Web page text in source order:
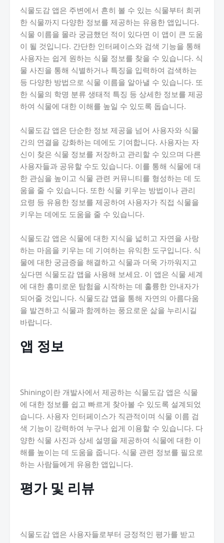
식물도감 앱은 주변에서 흔히 볼 수 있는 식물부터 희귀
한 식물까지 다양한 정보를 제공하는 유용한 앱입니다.
식물 이름을 몰라 궁금했던 적이 있다면 이 앱이 큰 도움
이 될 것입니다. 간단한 인터페이스와 검색 기능을 통해
사용자는 쉽게 원하는 식물 정보를 찾을 수 있습니다. 식
물 사진을 통해 식별하거나 특징을 입력하여 검색하는
등 다양한 방법으로 식물 이름을 알아낼 수 있습니다. 또
한 식물의 학명 분류 생태적 특징 등 상세한 정보를 제공
하여 식물에 대한 이해를 높일 수 있도록 돕습니다.
식물도감 앱은 단순한 정보 제공을 넘어 사용자와 식물
간의 연결을 강화하는 데에도 기여합니다. 사용자는 자
신이 찾은 식물 정보를 저장하고 관리할 수 있으며 다른
사용자들과 공유할 수도 있습니다. 이를 통해 식물에 대
한 관심을 높이고 식물 관련 커뮤니티를 형성하는 데 도
움을 줄 수 있습니다. 또한 식물 키우는 방법이나 관리
요령 등 유용한 정보를 제공하여 사용자가 직접 식물을
키우는 데에도 도움을 줄 수 있습니다.
식물도감 앱은 식물에 대한 지식을 넓히고 자연을 사랑
하는 마음을 키우는 데 기여하는 유익한 도구입니다. 식
물에 대한 궁금증을 해결하고 식물과 더욱 가까워지고
싶다면 식물도감 앱을 사용해 보세요. 이 앱은 식물 세계
에 대한 흥미로운 탐험을 시작하는 데 훌륭한 안내자가
되어줄 것입니다. 식물도감 앱을 통해 자연의 아름다움
을 발견하고 식물과 함께하는 풍요로운 삶을 누리시길
바랍니다.
앱 정보
Shining이란 개발사에서 제공하는 식물도감 앱은 식물
에 대한 정보를 쉽고 빠르게 찾아볼 수 있도록 설계되었
습니다. 사용자 인터페이스가 직관적이며 식물 이름 검
색 기능이 강력하여 누구나 쉽게 이용할 수 있습니다. 다
양한 식물 사진과 상세 설명을 제공하여 식물에 대한 이
해를 높이는 데 도움을 줍니다. 식물 관련 정보를 필요로
하는 사람들에게 유용한 앱입니다.
평가 및 리뷰
식물도감 앱은 사용자들로부터 긍정적인 평가를 받고